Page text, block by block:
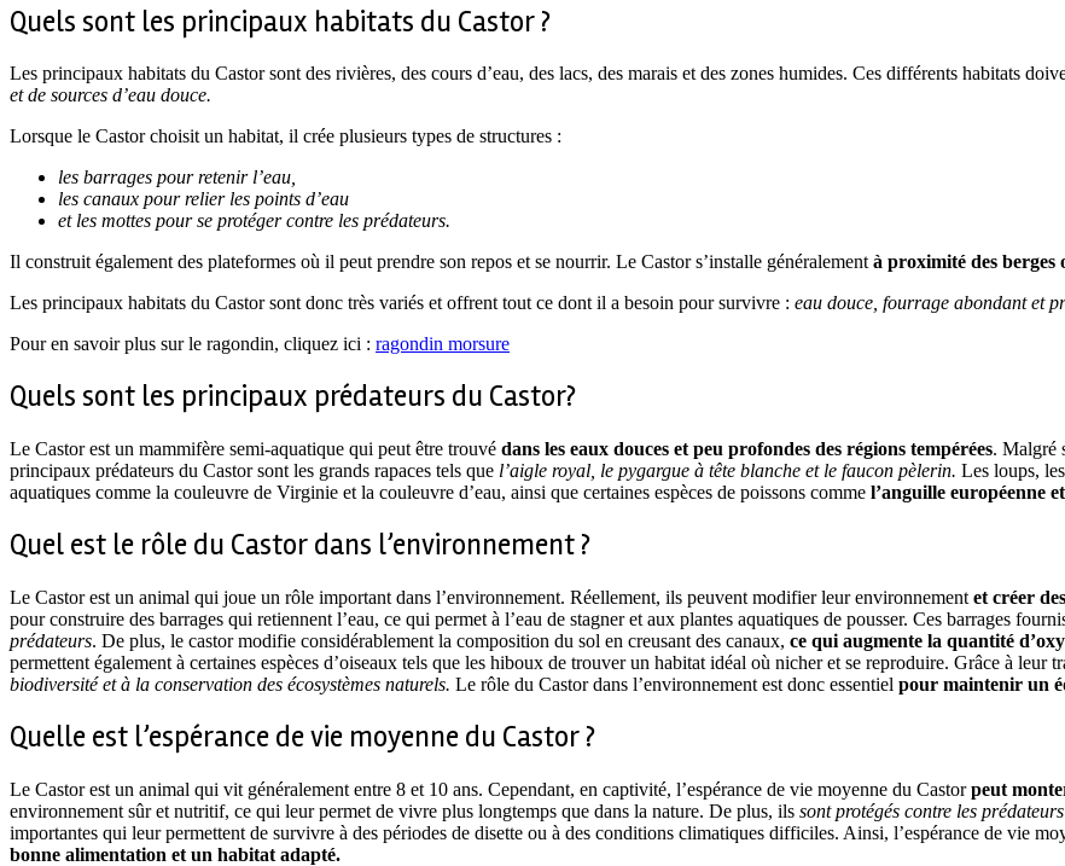
Quels sont les principaux habitats du Castor ?
Les principaux habitats du Castor sont des rivières, des cours d’eau, des lacs, des marais et des zones humides. Ces différents habitats
et de sources d’eau douce.
Lorsque le Castor choisit un habitat, il crée plusieurs types de structures :
les barrages pour retenir l’eau,
les canaux pour relier les points d’eau
et les mottes pour se protéger contre les prédateurs.
Il construit également des plateformes où il peut prendre son repos et se nourrir. Le Castor s’installe généralementà proximité des
Les principaux habitats du Castor sont donc très variés et offrent tout ce dont il a besoin pour survivre : eau douce, fourrage abondant et
Pour en savoir plus sur le ragondin, cliquez ici : ragondin morsure
Quels sont les principaux prédateurs du Castor?
Le Castor est un mammifère semi-aquatique qui peut être trouvé dans les eaux douces et peu profondes des régions tempérées. Malgré
principaux prédateurs du Castor sont les grands rapaces tels que l’aigle royal, le pygargue à tête blanche et le faucon pèlerin. Les loups,
aquatiques comme la couleuvre de Virginie et la couleuvre d’eau, ainsi que certaines espèces de poissons comme l’anguille européenne
Quel est le rôle du Castor dans l’environnement ?
Le Castor est un animal qui joue un rôle important dans l’environnement. Réellement, ils peuvent modifier leur environnement et créer
pour construire des barrages qui retiennent l’eau, ce qui permet à l’eau de stagner et aux plantes aquatiques de pousser. Ces barrages
prédateurs. De plus, le castor modifie considérablement la composition du sol en creusant des canaux, ce qui augmente la quantité
permettent également à certaines espèces d’oiseaux tels que les hiboux de trouver un habitat idéal où nicher et se reproduire. Grâce à leur
biodiversité et à la conservation des écosystèmes naturels. Le rôle du Castor dans l’environnement est donc essentiel pour maintenir un
Quelle est l’espérance de vie moyenne du Castor ?
Le Castor est un animal qui vit généralement entre 8 et 10 ans. Cependant, en captivité, l’espérance de vie moyenne du Castorpeut
environnement sûr et nutritif, ce qui leur permet de vivre plus longtemps que dans la nature. De plus, ils sont protégés contre les
importantes qui leur permettent de survivre à des périodes de disette ou à des conditions climatiques difficiles. Ainsi, l’espérance de vie
bonne alimentation et un habitat adapté.